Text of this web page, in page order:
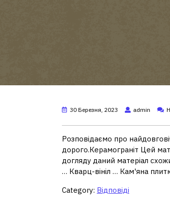
30 Березня, 2023 admin
Розповідаємо про
дорого.Керамограніт Цей
догляду даний матеріал
… Кварц-вініл … Кам'яна
Category: Відповіді